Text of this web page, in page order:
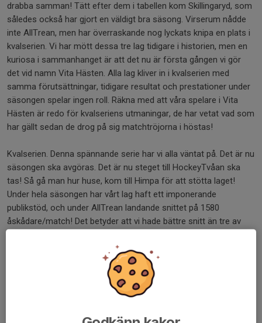
drabba samman! Tätt efter dem i tabellen kom Skillingaryd, som
således också har gjort en väldigt bra säsong. Virserum nådde
inte AllTrean, men har överraskande nog lyckats knipa en plats i
kvalserien. Vi har mött dessa tre lag tidigare i historien, men en
kuriosa i sammanhanget är att det nu är första gången vi gör
det vid namn Vita Hästen. Alla lag kliver in i kvalserien med
samma förutsättningar, tidigare resultat och prestationer under
säsongen spelar ingen roll. Räkna med att våra spelare i Vita
Hästen är redo för kvalseriens utmaningar, de har vetat vad som
har gällt sedan de drog på sig matchtröjorna i höstas!
Kvalserien. Denna spännande serie har vi alla väntat på. Det är nu
säsongen ska avgöras. Det är nu steget till HockeyTvåan ska
tas! Så gå man hur huse, kom till Himpa för att stötta laget!
Under hela säsongen har vårt lag haft ett imponerande
publikstöd, och under AllTrean landande snittet på 1580
åskådare/match! Det betyder att vi hade bättre snitt än tre av
oss öka siffran under kvalserien och klättra ytterligare bland de
hockeyallsvenska lagen. Så visa er på läktarna, gör er hörda och
visa vilket lag som har hemmaplan! Låt motståndarna få
darrande knän och låt våra spelare få gåshud av stämningen i
och klubben den extra energin som behövs, visa att vi stöttar